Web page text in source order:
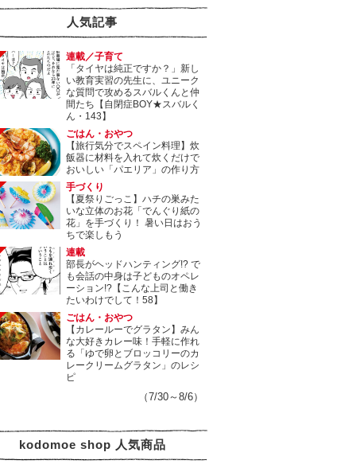
人気記事
連載／子育て
「タイヤは純正ですか？」新し
い教育実習の先生に、ユニーク
な質問で攻めるスバルくんと仲
間たち【自閉症BOY★スバルく
ん・143】
ごはん・おやつ
【旅行気分でスペイン料理】炊
飯器に材料を入れて炊くだけで
おいしい「パエリア」の作り方
手づくり
【夏祭りごっこ】ハチの巣みた
いな立体のお花「でんぐり紙の
花」を手づくり！ 暑い日はおう
ちで楽しもう
連載
部長がヘッドハンティング!? で
も会話の中身は子どものオペレ
ーション!?【こんな上司と働き
たいわけでして！58】
ごはん・おやつ
【カレールーでグラタン】みん
な大好きカレー味！手軽に作れ
る「ゆで卵とブロッコリーのカ
レークリームグラタン」のレシ
ピ
（7/30～8/6）
kodomoe shop 人気商品